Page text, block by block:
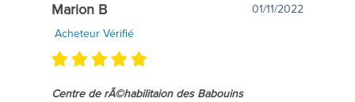
Marion B
01/11/2022
Acheteur Vérifié
Centre de rÃ©habilitaion des Babouins